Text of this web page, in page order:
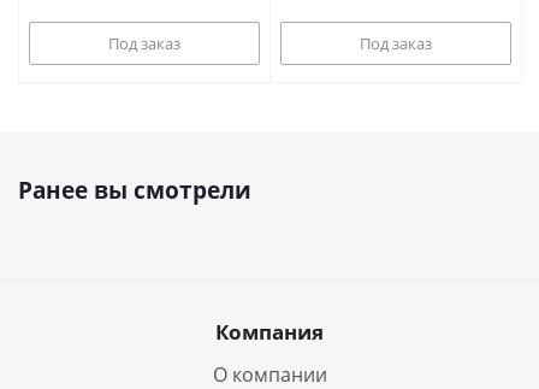
Под заказ Под заказ
Ранее вы смотрели
Компания
О компании